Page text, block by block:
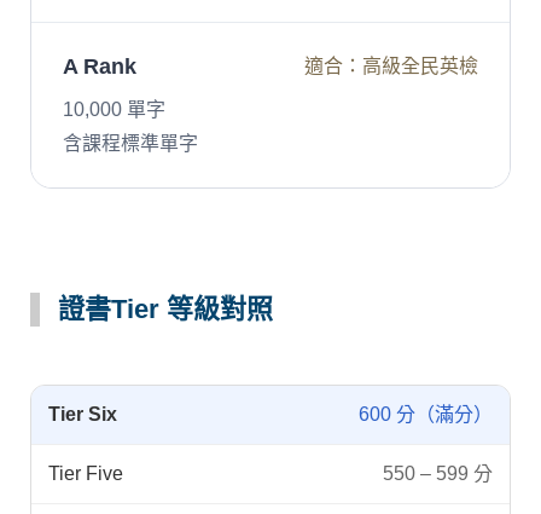
A Rank
10,000 單字
含課程標準單字
適合：高級全民英檢
證書Tier 等級對照
Tier Six 600 分（滿分）
Tier Five 550 – 599 分